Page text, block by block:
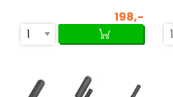
198,-
1
1